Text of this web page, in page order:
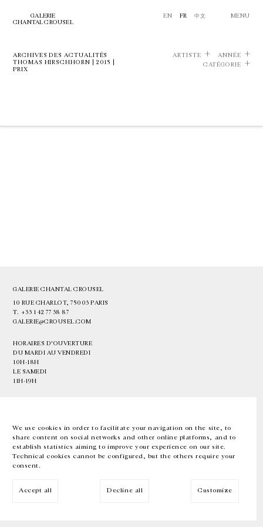
We use cookies in order to facilitate your navigation on the site, to
share content on social networks and other online platforms, and to
establish statistics aiming to improve your experience on our site.
Technical cookies cannot be configured, but the others require your
consent.
Accept all Decline all Customize
GALERIE
CHANTAL CROUSEL
EN FR 中文 MENU
ARCHIVES DES ACTUALITÉS
THOMAS HIRSCHHORN | 2015 |
PRIX
ARTISTE
ANNÉE
CATÉGORIE
GALERIE CHANTAL CROUSEL
10 RUE CHARLOT, 75003 PARIS
T. +33 1 42 77 38 87
GALERIE@CROUSEL.COM
HORAIRES D'OUVERTURE
DU MARDI AU VENDREDI
10H-18H
LE SAMEDI
11H-19H
EN FR 中文 Facebook Instagram
Inscrivez-vous à notre newsletter